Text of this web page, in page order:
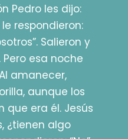
Pedro les dijo:
le respondieron:
Salieron y
esa noche
amanecer,
aunque los
que era él. Jesús
¿tienen algo